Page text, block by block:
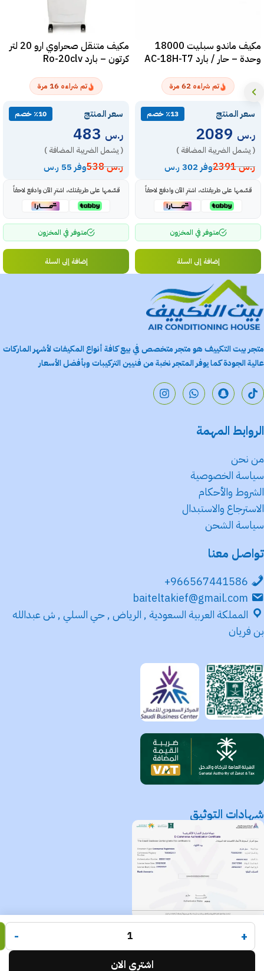
مكيف ماندو سبليت 18000
وحدة – حار / بارد AC-18H-T7
تم شراءه 62 مرة
سعر المنتج ٪13 خصم
ر.س
( يشمل الضريبة المضافة )
ر.س2391 وفر 302 ر.س
قسّمها على طريقتك، اشترِ الآن وادفع لاحقاً
متوفر في المخزون
إضافة إلى السلة
مكيف متنقل صحراوي ارو 20 لتر
كرتون – بارد Ro-20clv
تم شراءه 16 مرة
سعر المنتج ٪10 خصم
ر.س
( يشمل الضريبة المضافة )
ر.س538 وفر 55 ر.س
قسّمها على طريقتك، اشترِ الآن وادفع لاحقاً
متوفر في المخزون
إضافة إلى السلة
متجر بيت التكييف هو متجر متخصص في بيع كافة أنواع المكيفات لأشهر الماركات
عالية الجودة كما يوفر المتجر نخبة من فنيين التركيبات وبأفضل الأسعار
الروابط المهمة
من نحن
سياسة الخصوصية
الشروط والأحكام
الاسترجاع والاستبدال
سياسة الشحن
تواصل معنا
966567441586+
baiteltakief@gmail.com
المملكة العربية السعودية , الرياض , حي السلي , ش عبدالله
بن فريان
شهادات التوثيق
جميع الحقوق محفوظة لـمتجر بيت التكييف© 2025.
تم التطوير بواسطةCode Times +
-
اشتري الان